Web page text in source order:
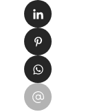
Condividi
Condividi
Condividi
Condividi